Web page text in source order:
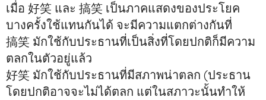
เมื่อ 好笑 และ 搞笑 เป็นภาคแสดงของประโยค
บางครั้งใช้แทนกันได้ จะมีความแตกต่างกันที่
搞笑 มักใช้กับประธานที่เป็นสิ่งที่โดยปกติก็มีความ
ตลกในตัวอยู่แล้ว
好笑 มักใช้กับประธานที่มีสภาพน่าตลก (ประธาน
โดยปกติอาจจะไม่ได้ตลก แต่ในสภาวะนั้นทำให้